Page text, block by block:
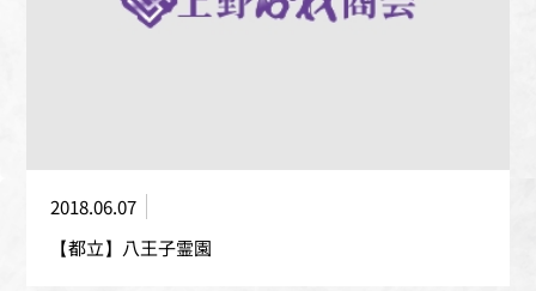
2018.06.07
【都立】八王子霊園